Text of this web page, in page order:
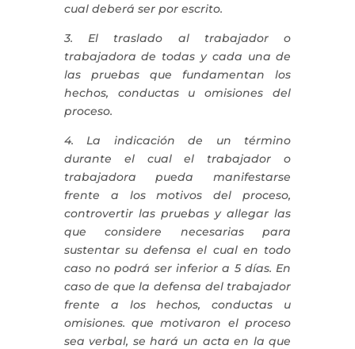
cual deberá ser por escrito.
3. El traslado al trabajador o
trabajadora de todas y cada una de
las pruebas que fundamentan los
hechos, conductas u omisiones del
proceso.
4. La indicación de un término
durante el cual el trabajador o
trabajadora pueda manifestarse
frente a los motivos del proceso,
controvertir las pruebas y allegar las
que considere necesarias para
sustentar su defensa el cual en todo
caso no podrá ser inferior a 5 días. En
caso de que la defensa del trabajador
frente a los hechos, conductas u
omisiones. que motivaron el proceso
sea verbal, se hará un acta en la que